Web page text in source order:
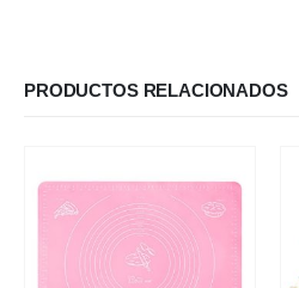
PRODUCTOS RELACIONADOS